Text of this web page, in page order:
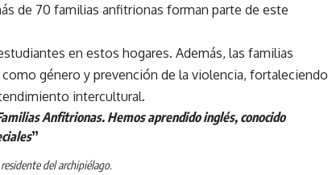
de 70 familias anfitrionas forman parte de este
en estos hogares. Además, las familias
género y prevención de la violencia, fortaleciendo
intercultural.
Anfitrionas. Hemos aprendido inglés, conocido
”
del archipiélago.